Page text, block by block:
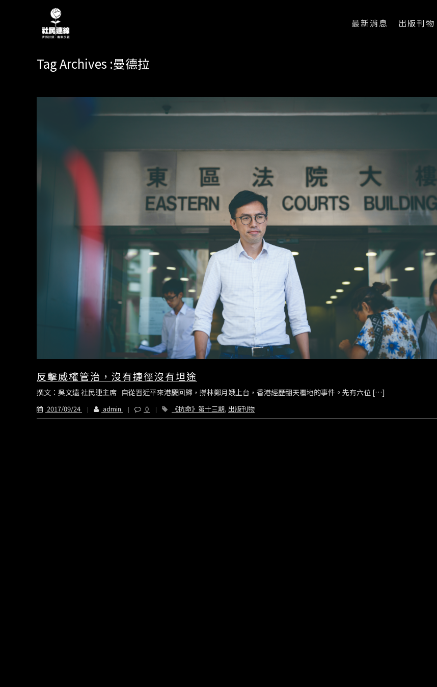
最新消息 出版刊物
Tag Archives :曼德拉
反擊威權管治，沒有捷徑沒有坦途
撰文：吳文遠 社民連主席 自從習近平來港慶回歸，撐林鄭月娥上台，香港經歷翻天覆地的事件。先有六位 […]
2017/09/24 admin 0 《抗命》第十三期, 出版刊物